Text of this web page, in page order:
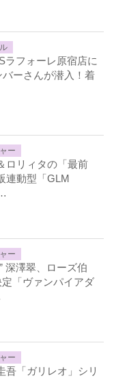
ラフォーレ原宿店に
ーさんが潜入！着
ー
ロリィタの「最前
連動型「GLM
ー
深澤翠、ローズ伯
「ヴァンパイアダ
ー
吾「ガリレオ」シリ